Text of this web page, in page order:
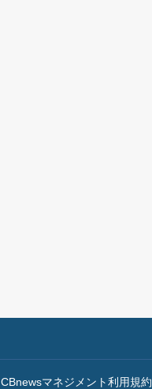
CBnewsマネジメント利用規約